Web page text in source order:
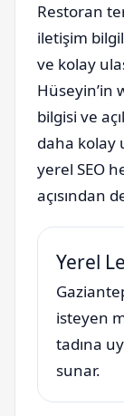
Restoran
iletişim
ve kolay
Hüseyin’in
bilgisi ve
daha kolay
yerel SEO
açısından
Yerel
isteyen
tadına
sunar.